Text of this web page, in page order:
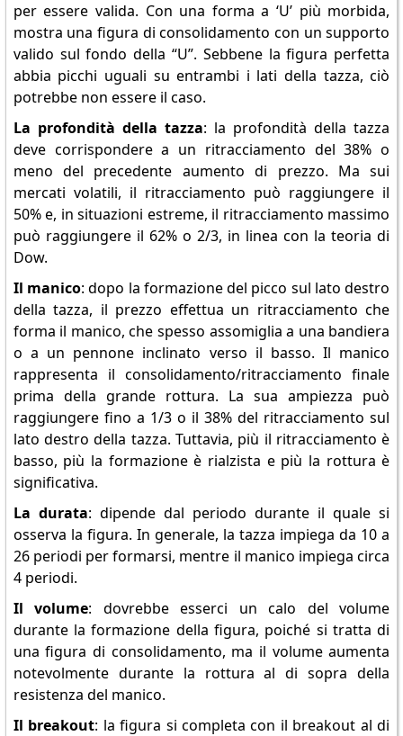
per essere valida. Con una forma a ‘U’ più morbida,
mostra una figura di consolidamento con un supporto
valido sul fondo della “U”. Sebbene la figura perfetta
abbia picchi uguali su entrambi i lati della tazza, ciò
potrebbe non essere il caso.
La profondità della tazza: la profondità della tazza
deve corrispondere a un ritracciamento del 38% o
meno del precedente aumento di prezzo. Ma sui
mercati volatili, il ritracciamento può raggiungere il
50% e, in situazioni estreme, il ritracciamento massimo
può raggiungere il 62% o 2/3, in linea con la teoria di
Dow.
Il manico: dopo la formazione del picco sul lato destro
della tazza, il prezzo effettua un ritracciamento che
forma il manico, che spesso assomiglia a una bandiera
o a un pennone inclinato verso il basso. Il manico
rappresenta il consolidamento/ritracciamento finale
prima della grande rottura. La sua ampiezza può
raggiungere fino a 1/3 o il 38% del ritracciamento sul
lato destro della tazza. Tuttavia, più il ritracciamento è
basso, più la formazione è rialzista e più la rottura è
significativa.
La durata: dipende dal periodo durante il quale si
osserva la figura. In generale, la tazza impiega da 10 a
26 periodi per formarsi, mentre il manico impiega circa
4 periodi.
Il volume: dovrebbe esserci un calo del volume
durante la formazione della figura, poiché si tratta di
una figura di consolidamento, ma il volume aumenta
notevolmente durante la rottura al di sopra della
resistenza del manico.
Il breakout: la figura si completa con il breakout al di